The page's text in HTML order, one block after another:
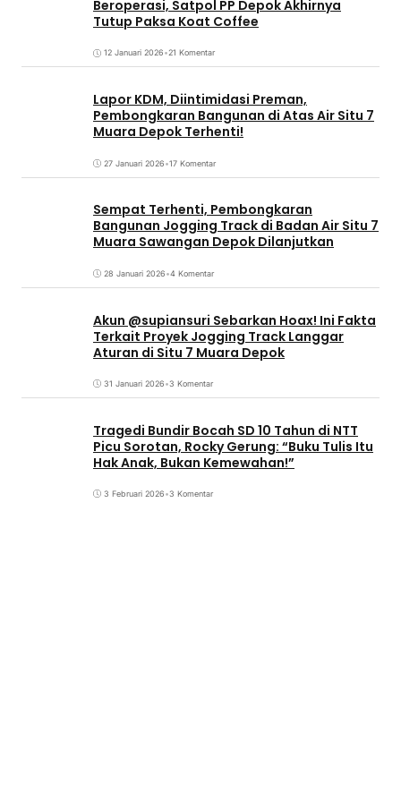
Beroperasi, Satpol PP Depok Akhirnya
Tutup Paksa Koat Coffee
12 Januari 2026•21 Komentar
Lapor KDM, Diintimidasi Preman,
Pembongkaran Bangunan di Atas Air Situ 7
Muara Depok Terhenti!
27 Januari 2026•17 Komentar
Sempat Terhenti, Pembongkaran
Bangunan Jogging Track di Badan Air Situ 7
Muara Sawangan Depok Dilanjutkan
28 Januari 2026•4 Komentar
Akun @supiansuri Sebarkan Hoax! Ini Fakta
Terkait Proyek Jogging Track Langgar
Aturan di Situ 7 Muara Depok
31 Januari 2026•3 Komentar
Tragedi Bundir Bocah SD 10 Tahun di NTT
Picu Sorotan, Rocky Gerung: “Buku Tulis Itu
Hak Anak, Bukan Kemewahan!”
3 Februari 2026•3 Komentar